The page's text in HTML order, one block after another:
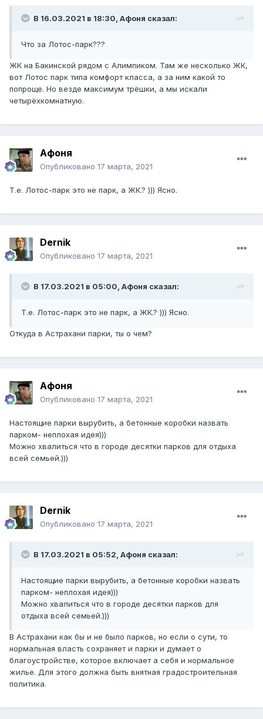
В 16.03.2021 в 18:30, Афоня сказал:
Что за Лотос-парк???
ЖК на Бакинской рядом с Алимпиком. Там же несколько ЖК,
вот Лотос парк типа комфорт класса, а за ним какой то
попроще. Но везде максимум трёшки, а мы искали
четырёхкомнатную.
Афоня
Опубликовано 17 марта, 2021
Т.е. Лотос-парк это не парк, а ЖК.? ))) Ясно.
Dernik
Опубликовано 17 марта, 2021
В 17.03.2021 в 05:00, Афоня сказал:
Т.е. Лотос-парк это не парк, а ЖК.? ))) Ясно.
Откуда в Астрахани парки, ты о чем?
Афоня
Опубликовано 17 марта, 2021
Настоящие парки вырубить, а бетонные коробки назвать
парком- неплохая идея)))
Можно хвалиться что в городе десятки парков для отдыха
всей семьей.)))
Dernik
Опубликовано 17 марта, 2021
В 17.03.2021 в 05:52, Афоня сказал:
Настоящие парки вырубить, а бетонные коробки назвать
парком- неплохая идея)))
Можно хвалиться что в городе десятки парков для
отдыха всей семьей.)))
В Астрахани как бы и не было парков, но если о сути, то
нормальная власть сохраняет и парки и думает о
благоустройстве, которое включает а себя и нормальное
жилье. Для этого должна быть внятная градостроительная
политика.